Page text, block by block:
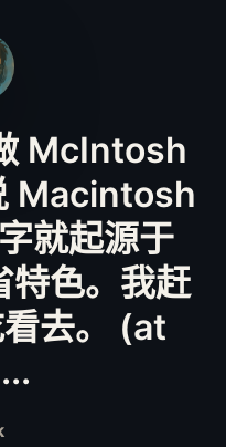
McIntosh
Macintosh
就起源于
特色。我赶
去。 (at